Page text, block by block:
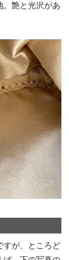
。艶と光沢があ
すが、ところど